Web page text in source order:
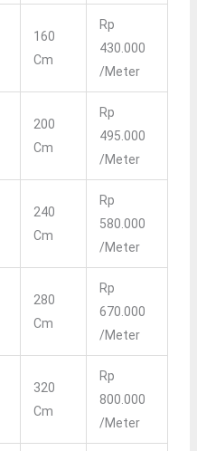
160
Cm
Rp
430.000
/meter
200
Cm
Rp
495.000
/meter
240
Cm
Rp
580.000
/meter
280
Cm
Rp
670.000
/meter
320
Cm
Rp
800.000
/meter